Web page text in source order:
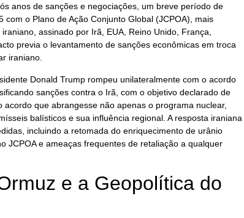
anos de sanções e negociações, um breve período de
com o Plano de Ação Conjunto Global (JCPOA), mais
assinado por Irã, EUA, Reino Unido, França,
previa o levantamento de sanções econômicas em troca
iraniano.
Donald Trump rompeu unilateralmente com o acordo
sanções contra o Irã, com o objetivo declarado de
acordo que abrangesse não apenas o programa nuclear,
balísticos e sua influência regional. A resposta iraniana
incluindo a retomada do enriquecimento de urânio
JCPOA e ameaças frequentes de retaliação a qualquer
e a Geopolítica do